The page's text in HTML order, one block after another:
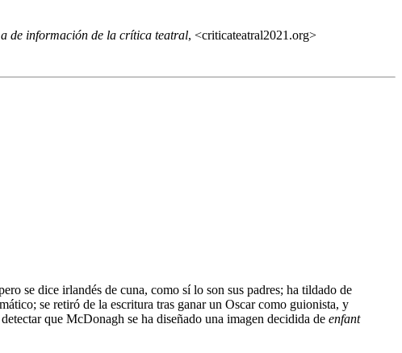
de información de la crítica teatral, <criticateatral2021.org>
se dice irlandés de cuna, como sí lo son sus padres; ha tildado de
se retiró de la escritura tras ganar un Oscar como guionista, y
que McDonagh se ha diseñado una imagen decidida de enfant